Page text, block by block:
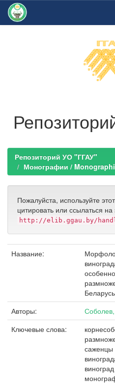
Репозиторий УО "ГГАУ"
Монографии /
Пожалуйста, используйте
цитировать или ссылаться на
http://elib.ggau.by/
Название:
Беларусь
Авторы:
Ключевые слова:
саженцы
виноград